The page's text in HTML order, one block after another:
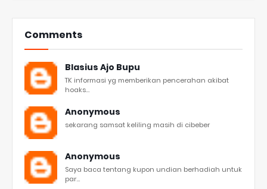
Comments
Blasius Ajo Bupu
TK informasi yg memberikan pencerahan akibat
hoaks...
Anonymous
sekarang samsat keliling masih di cibeber
Anonymous
Saya baca tentang kupon undian berhadiah untuk
par...